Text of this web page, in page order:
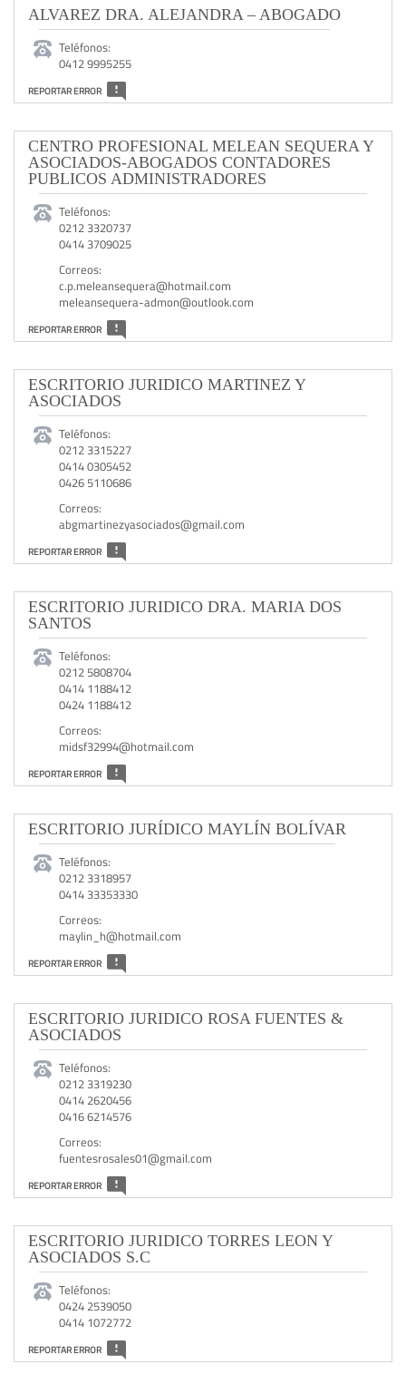
ALVAREZ DRA. ALEJANDRA – ABOGADO
Teléfonos:
0412 9995255
REPORTAR ERROR
CENTRO PROFESIONAL MELEAN SEQUERA Y
ASOCIADOS-ABOGADOS CONTADORES
PUBLICOS ADMINISTRADORES
Teléfonos:
0212 3320737
0414 3709025
Correos:
c.p.meleansequera@hotmail.com
meleansequera-admon@outlook.com
REPORTAR ERROR
ESCRITORIO JURIDICO MARTINEZ Y
ASOCIADOS
Teléfonos:
0212 3315227
0414 0305452
0426 5110686
Correos:
abgmartinezyasociados@gmail.com
REPORTAR ERROR
ESCRITORIO JURIDICO DRA. MARIA DOS
SANTOS
Teléfonos:
0212 5808704
0414 1188412
0424 1188412
Correos:
midsf32994@hotmail.com
REPORTAR ERROR
ESCRITORIO JURÍDICO MAYLÍN BOLÍVAR
Teléfonos:
0212 3318957
0414 33353330
Correos:
maylin_h@hotmail.com
REPORTAR ERROR
ESCRITORIO JURIDICO ROSA FUENTES &
ASOCIADOS
Teléfonos:
0212 3319230
0414 2620456
0416 6214576
Correos:
fuentesrosales01@gmail.com
REPORTAR ERROR
ESCRITORIO JURIDICO TORRES LEON Y
ASOCIADOS S.C
Teléfonos:
0424 2539050
0414 1072772
REPORTAR ERROR